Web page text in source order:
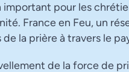
important pour les
France en Feu, un
la prière à travers le
de la force de